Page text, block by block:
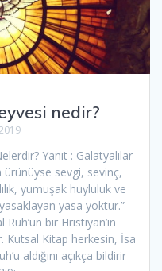
nedir?
Yanıt : Galatyalılar
ürünüyse sevgi, sevinç,
yumuşak huyluluk ve
yasa yoktur.”
bir Hristiyan’ın
Kutsal Kitap herkesin, İsa
aldığını açıkça bildirir